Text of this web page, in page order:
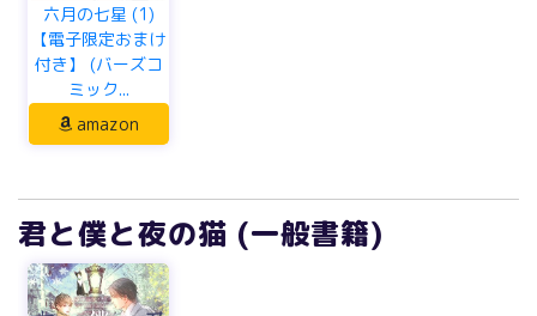
六月の七星 (1)
【電子限定おまけ
付き】 (バーズコ
ミック...
amazon
君と僕と夜の猫 (一般書籍)